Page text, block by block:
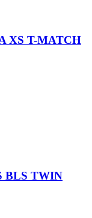
XS T-MATCH
BLS TWIN